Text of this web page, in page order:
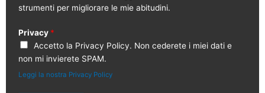
strumenti per migliorare le mie abitudini.
Privacy *
Accetto la Privacy Policy. Non cederete i miei dati e
non mi invierete SPAM.
Leggi la nostra Privacy Policy